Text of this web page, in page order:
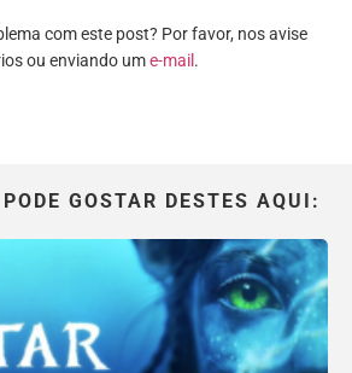
com este post? Por favor, nos avise
ou enviando ume-mail .
GOSTAR DESTES AQUI: